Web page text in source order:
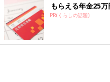
もらえる年金25
PR(くらしの話題)